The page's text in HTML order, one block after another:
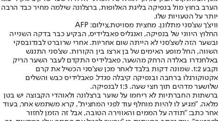
הערב בחוץ מול בנפיקה בליגת האלופות, ברצלונה שילמה מחיר כבד הרבה
יותר על הטעויות שלו.
וויצ'ך שצ'סני מתלונן. מחצית מסויטת,צילום: AFP
החלוץ היווני של בנפיקה, ואנגליס פאבלידיס, הבקיע כבר בדקה השנייה
ובשער הזה לשצ'סני לא הייתה שום אחריות. אחרי שרוברט לבנדובסקי
השווה, החל מופע האימים של בן ארצו בין הקורות. שצ'סני התנגש
באלחנדרו באלדה הרחק מהשער, פאבלידיס התקדם לעבר השער הריק
וקבע 1:2. שמונה דקות בלבד לאחר מכן שצ'סני הכשיל את קרם
אקטוקורגלו ברחבה ובנפיקה קיבלה פנדל. פאבלידיס כבש והשלים
שלושער מדהים תוך חצי שעה. 1:3 לבנפיקה.
ברשתות החברתיות לא ריחמו על שוער ברצלונה ולאוהדי הקבוצה יש בטן
מלאה. "מגיע לו להיות מוחלף עוד לפני המחצית", קרא משתמש אחר, בעוד
אחר כתב: "תודה על הממים והאווירה הטובה, אבל זה הזמן לחזור